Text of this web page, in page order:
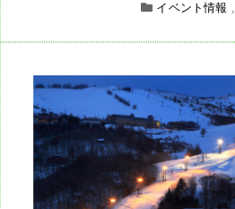
イベント情報 ,